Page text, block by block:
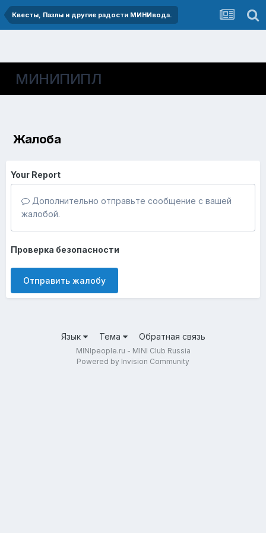
Квесты, Пазлы и другие радости МИНИвода.
МИНИПИПЛ
Жалоба
Your Report
Дополнительно отправьте сообщение с вашей
жалобой.
Проверка безопасности
Отправить жалобу
Язык Тема Обратная связь
MINIpeople.ru - MINI Club Russia
Powered by Invision Community